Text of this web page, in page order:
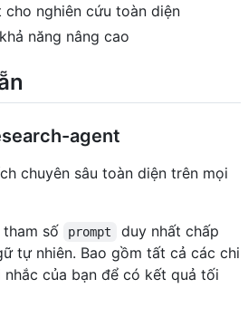
nghiên cứu toàn diện
năng nâng cao
agent
chuyên sâu toàn diện trên mọi
số
prompt
duy nhất chấp
tự nhiên. Bao gồm tất cả các chi
của bạn để có kết quả tối